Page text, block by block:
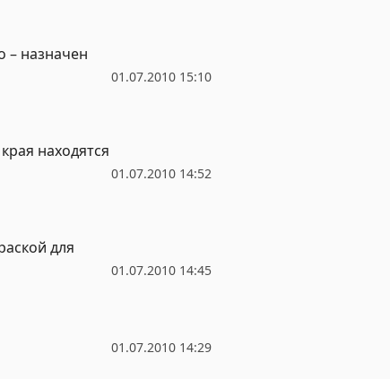
01.07.2010 15:10
назначен
01.07.2010 14:52
находятся
01.07.2010 14:45
для
01.07.2010 14:29